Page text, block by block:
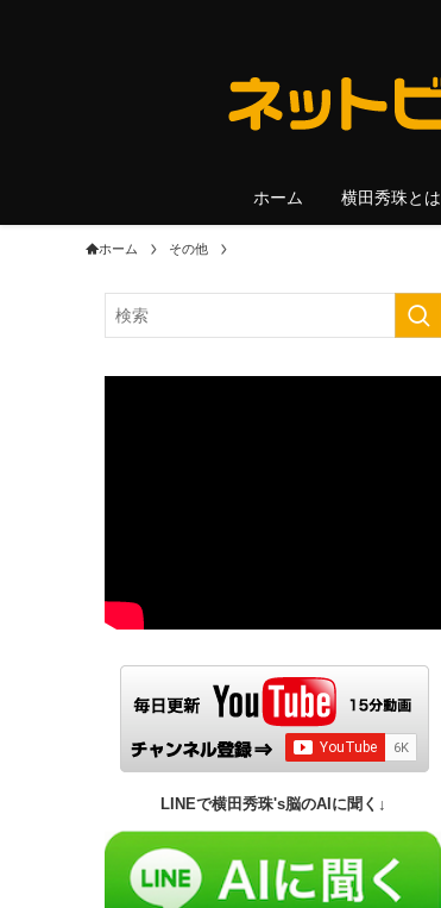
ホーム 横田秀珠とは
ホーム その他
LINEで横田秀珠's脳のAIに聞く↓